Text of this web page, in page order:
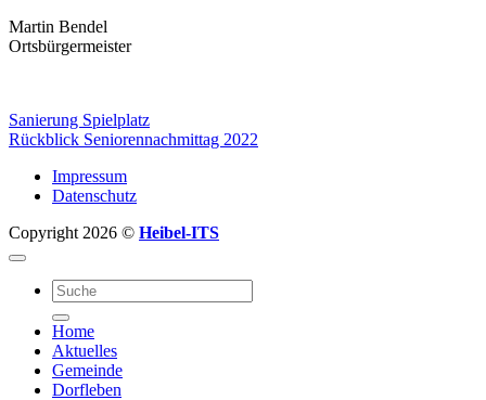
Martin Bendel
Ortsbürgermeister
Sanierung Spielplatz
Rückblick Seniorennachmittag 2022
Impressum
Datenschutz
Copyright 2026 © Heibel-ITS
Home
Aktuelles
Gemeinde
Dorfleben